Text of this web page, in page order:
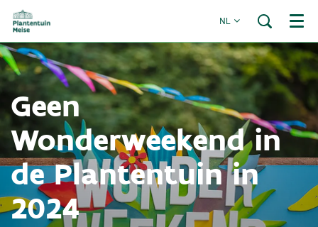
NL Menu
Geen
Wonderweekend in
de Plantentuin in
2024